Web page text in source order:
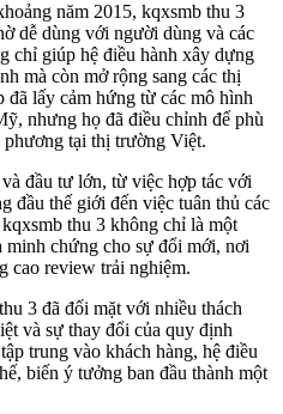
năm 2015, kqxsmb thu 3
dễ dùng với người dùng và các
chỉ giúp hệ điều hành xây dựng
mà còn mở rộng sang các thị
đã lấy cảm hứng từ các mô hình
nhưng họ đã điều chỉnh để phù
tại thị trường Việt.
đầu tư lớn, từ việc hợp tác với
đầu thế giới đến việc tuân thủ các
thu 3 không chỉ là một
minh chứng cho sự đổi mới, nơi
cao review trải nghiệm.
3 đã đối mặt với nhiều thách
và sự thay đổi của quy định
trung vào khách hàng, hệ điều
biến ý tưởng ban đầu thành một